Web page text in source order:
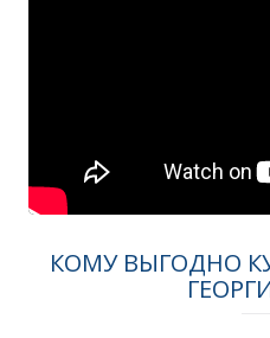
КОМУ ВЫГОДНО